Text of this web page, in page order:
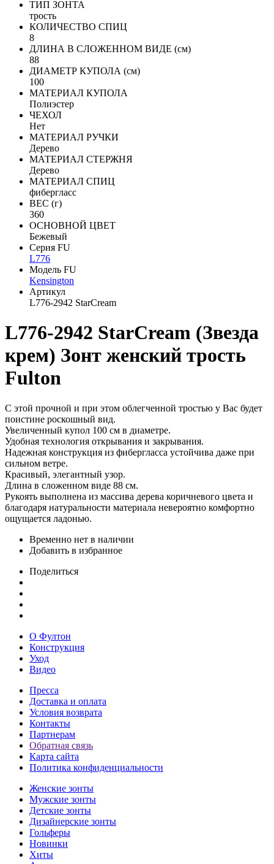
ТИП ЗОНТА
трость
КОЛИЧЕСТВО СПИЦ
8
ДЛИНА В СЛОЖЕННОМ ВИДЕ (см)
88
ДИАМЕТР КУПОЛА (см)
100
МАТЕРИАЛ КУПОЛА
Полиэстер
ЧЕХОЛ
Нет
МАТЕРИАЛ РУЧКИ
Дерево
МАТЕРИАЛ СТЕРЖНЯ
Дерево
МАТЕРИАЛ СПИЦ
фибергласс
ВЕС (г)
360
ОСНОВНОЙ ЦВЕТ
Бежевый
Серия FU
L776
Модель FU
Kensington
Артикул
L776-2942 StarCream
L776-2942 StarCream (Звезда
крем) Зонт женский трость
Fulton
С этой прочной и при этом облегченной тростью у Вас будет
поистине роскошный вид.
Увеличенный купол 100 см в диаметре.
Удобная технология открывания и закрывания.
Надежная конструкция из фибергласса устойчива даже при
сильном ветре.
Красивый, элегантный узор.
Длина в сложенном виде 88 см.
Рукоять выполнена из массива дерева коричневого цвета и
благодаря натуральности материала невероятно комфортно
ощущается ладонью.
Временно нет в наличии
Добавить в избранное
Поделиться
О Фултон
Конструкция
Уход
Видео
Пресса
Доставка и оплата
Условия возврата
Контакты
Партнерам
Обратная связь
Карта сайта
Политика конфиденциальности
Женские зонты
Мужские зонты
Детские зонты
Дизайнерские зонты
Гольферы
Новинки
Хиты